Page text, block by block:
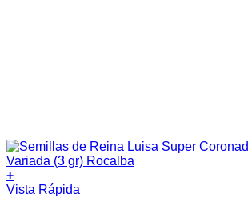
+
Vista Rápida